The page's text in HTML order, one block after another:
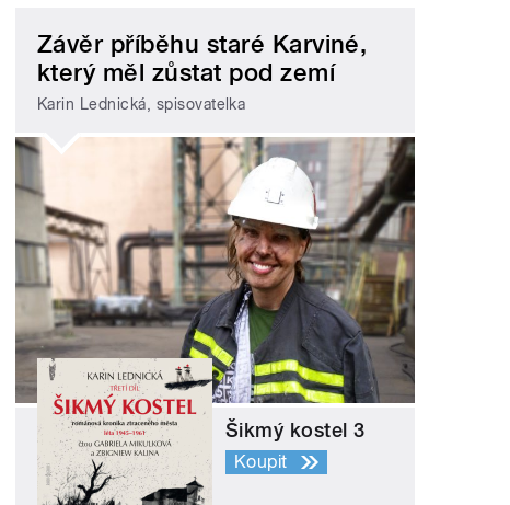
Závěr příběhu staré Karviné,
který měl zůstat pod zemí
Karin Lednická, spisovatelka
Šikmý kostel 3
Koupit